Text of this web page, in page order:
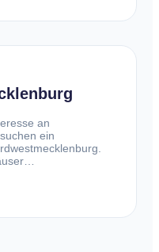
an
ein